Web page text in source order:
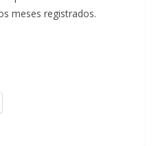
meses registrados.